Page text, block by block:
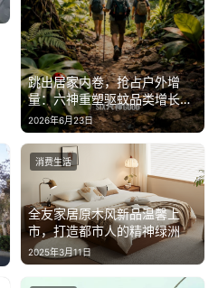
跳出居家内卷，抢占户外增
量：六神重塑驱蚊品类增长逻
辑
2026年6月23日
全友家居原木风新品温馨上
市，打造都市人的精神绿洲
2025年3月11日
消费生活